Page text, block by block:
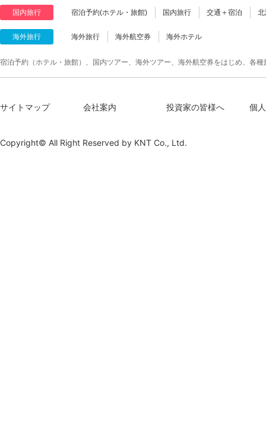
国内旅行 宿泊予約(ホテル・旅館) 国内旅行 交通＋宿泊
海外旅行 海外旅行 海外航空券 海外ホテル
宿泊予約（ホテル・旅館）、国内ツアー、海外ツアー、海外航空券をはじめ、各
サイトマップ 会社案内 投資家の皆様へ 個
Copyright© All Right Reserved by KNT Co., Ltd.